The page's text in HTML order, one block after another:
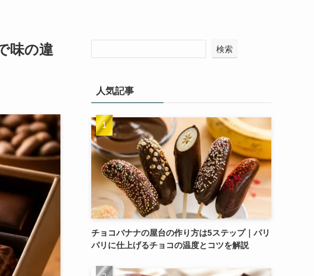
味の違
検索
人気記事
チョコバナナの屋台の作り方は5ステップ｜パリ
パリに仕上げるチョコの温度とコツを解説